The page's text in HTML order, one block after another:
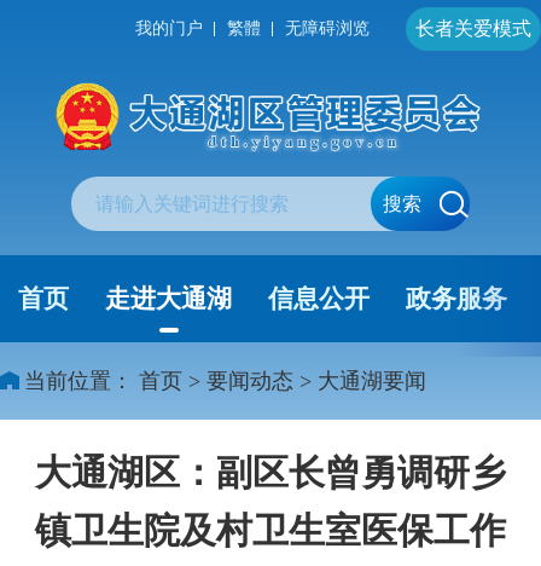
我的门户 繁體 无障碍浏览 长者关爱模式
搜索
首页 走进大通湖 信息公开 政务服务
当前位置： 首页 > 要闻动态 > 大通湖要闻
大通湖区：副区长曾勇调研乡
镇卫生院及村卫生室医保工作